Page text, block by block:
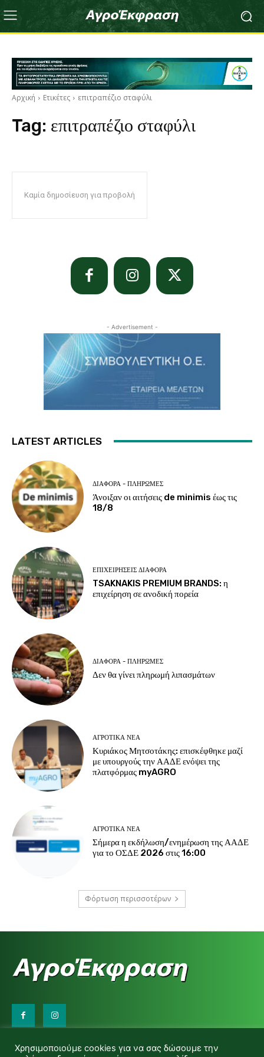
Αρχική Ετικέτες επιτραπέζιο σταφύλι
Tag: επιτραπέζιο σταφύλι
Καμία δημοσίευση για προβολή
- Advertisement -
LATEST ARTICLES
ΔΙΆΦΟΡΑ - ΠΛΗΡΩΜΈΣ
Άνοιξαν οι αιτήσεις de minimis έως τις
18/8
ΕΠΙΧΕΙΡΉΣΕΙΣ ΔΙΆΦΟΡΑ
TSAKNAKIS PREMIUM BRANDS: η
επιχείρηση σε ανοδική πορεία
ΔΙΆΦΟΡΑ - ΠΛΗΡΩΜΈΣ
Δεν θα γίνει πληρωμή λιπασμάτων
ΑΓΡΟΤΙΚΆ ΝΈΑ
Κυριάκος Μητσοτάκης: επισκέφθηκε μαζί
με υπουργούς την ΑΑΔΕ ενόψει της
πλατφόρμας myAGRO
ΑΓΡΟΤΙΚΆ ΝΈΑ
Σήμερα η εκδήλωση/ενημέρωση της ΑΑΔΕ
για το ΟΣΔΕ 2026 στις 16:00
Φόρτωση περισσοτέρων
d.makas@yahoo.gr
Χρησιμοποιούμε cookies για να σας δώσουμε την